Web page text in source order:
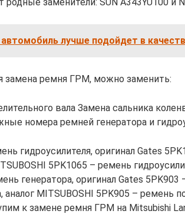
автомобиль лучше подойдет в
замена ремня ГРМ, можно заменить:
вала Замена сальника
номера ремней генератора и
гидроусилителя, оригинал Gates
5PK1065 – ремень
генератора, оригинал Gates 5PK903
аналог MITSUBOSHI 5PK905 – ремень
к замене ремня ГРМ на Mitsubishi